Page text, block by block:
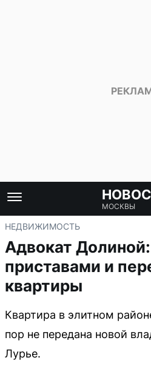
МОСКВЫ
НЕДВИЖИМОСТЬ
Адвокат
приставами и
квартиры
Квартира в элитном
пор не передана новой
Лурье.